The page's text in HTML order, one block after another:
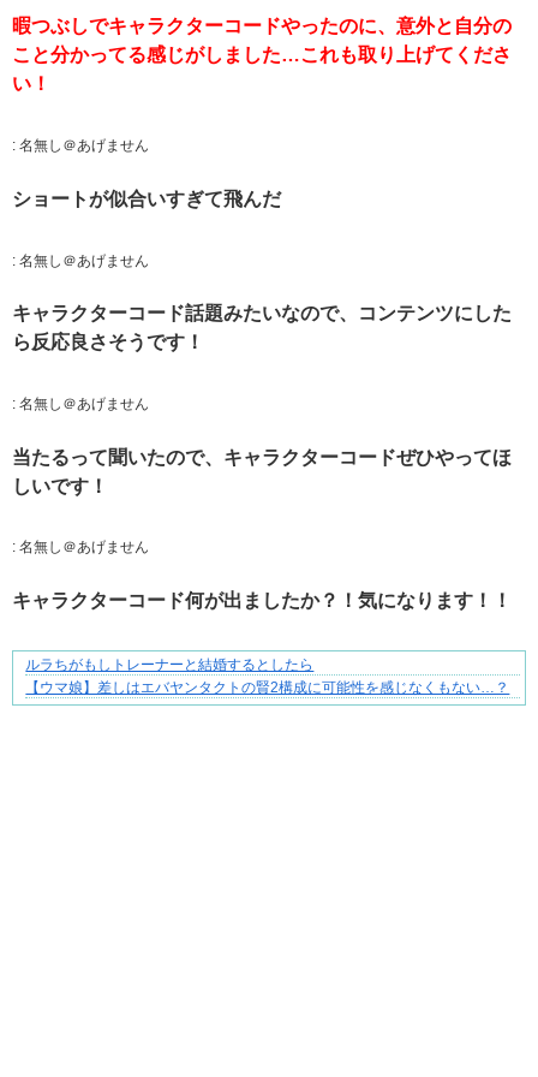
暇つぶしでキャラクターコードやったのに、意外と自分の
こと分かってる感じがしました…これも取り上げてくださ
い！
: 名無し＠あげません
ショートが似合いすぎて飛んだ
: 名無し＠あげません
キャラクターコード話題みたいなので、コンテンツにした
ら反応良さそうです！
: 名無し＠あげません
当たるって聞いたので、キャラクターコードぜひやってほ
しいです！
: 名無し＠あげません
キャラクターコード何が出ましたか？！気になります！！
ブブ家のドタバタが、今日も愛おしい！
ルラちがもしトレーナーと結婚するとしたら
【ウマ娘】差しはエバヤンタクトの賢2構成に可能性を感じなくもない…？